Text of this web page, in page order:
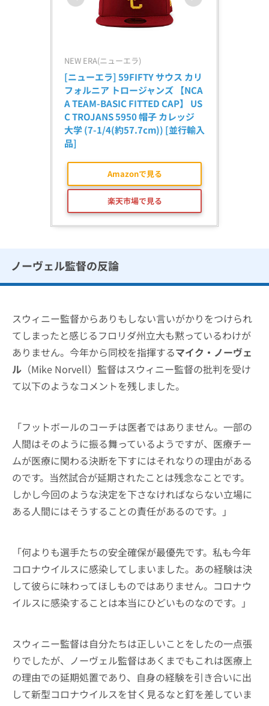
NEW ERA(ニューエラ)
[ニューエラ] 59FIFTY サウス カリ
フォルニア トロージャンズ 【NCA
A TEAM-BASIC FITTED CAP】 US
C TROJANS 5950 帽子 カレッジ
大学 (7-1/4(約57.7cm)) [並行輸入
品]
Amazonで見る
楽天市場で見る
ノーヴェル監督の反論
スウィニー監督からありもしない言いがかりをつけられ
てしまったと感じるフロリダ州立大も黙っているわけが
ありません。今年から同校を指揮するマイク・ノーヴェ
ル （Mike Norvell）監督はスウィニー監督の批判を受け
て以下のようなコメントを残しました。
「フットボールのコーチは医者ではありません。一部の
人間はそのように振る舞っているようですが、医療チー
ムが医療に関わる決断を下すにはそれなりの理由がある
のです。当然試合が延期されたことは残念なことです。
しかし今回のような決定を下さなければならない立場に
ある人間にはそうすることの責任があるのです。」
「何よりも選手たちの安全確保が最優先です。私も今年
コロナウイルスに感染してしまいました。あの経験は決
して彼らに味わってほしものではありません。コロナウ
イルスに感染することは本当にひどいものなのです。」
スウィニー監督は自分たちは正しいことをしたの一点張
りでしたが、ノーヴェル監督はあくまでもこれは医療上
の理由での延期処置であり、自身の経験を引き合いに出
して新型コロナウイルスを甘く見るなと釘を差していま